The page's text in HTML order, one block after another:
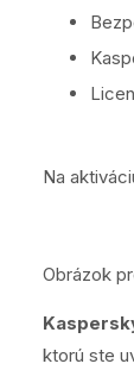
Na
Obrázok
ktorú ste